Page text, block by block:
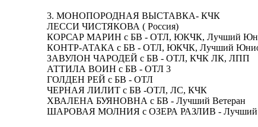
3. МОНОПОРОДНАЯ ВЫСТАВКА- КЧК
ЛЕССИ ЧИСТЯКОВА ( Россия)
КОРСАР МАРИН с БВ - ОТЛ, ЮКЧК, Лучший
КОНТР-АТАКА с БВ - ОТЛ, ЮКЧК, Лучший
ЗАВУЛОН ЧАРОДЕЙ с БВ - ОТЛ, КЧК ЛК, ЛПП
АТТИЛА ВОИН с БВ - ОТЛ 3
ГОЛДЕН РЕЙ с БВ - ОТЛ
ЧЕРНАЯ ЛИЛИТ с БВ -ОТЛ, ЛС, КЧК
ХВАЛЕНА БУЯНОВНА с БВ - Лучший Ветеран
ШАРОВАЯ МОЛНИЯ с ОЗЕРА РАЗЛИВ - Лучший